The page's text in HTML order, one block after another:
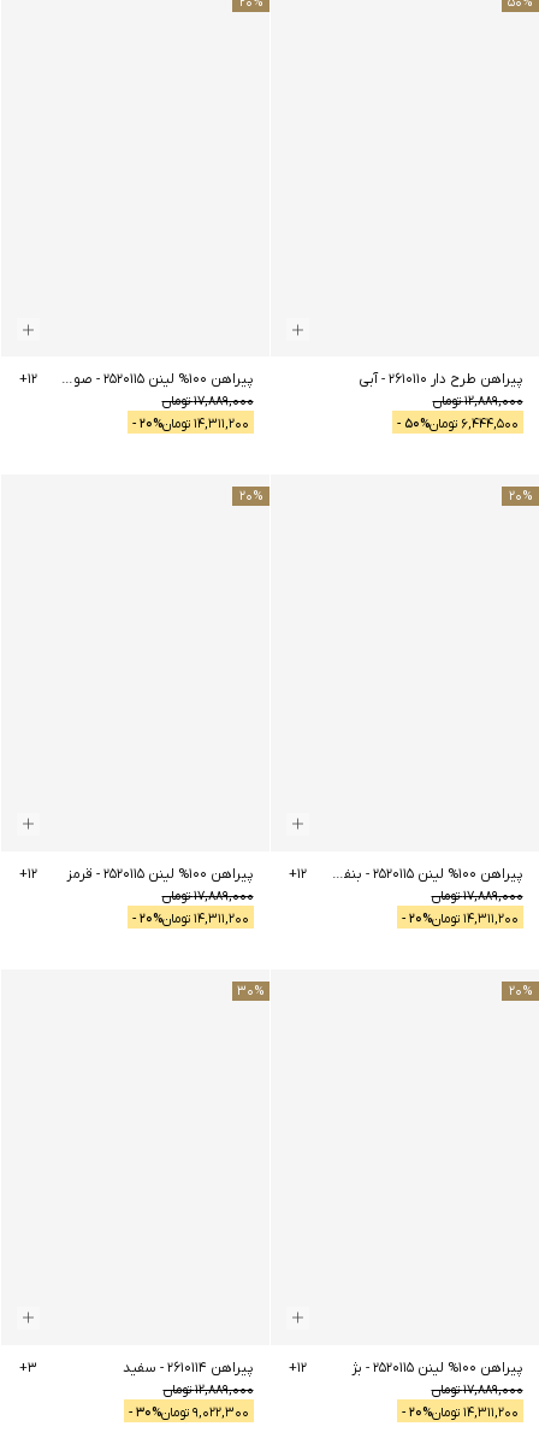
پیراهن طرح دار 2610110 -آبی
12,889,000تومان
6,444,500 تومان 50% -
پیراهن 100% لینن 2520115 - صورتی چرک
17,889,000تومان
14,311,200 تومان 20% -
+12
20%
پیراهن 100% لینن 2520115 - بنفش
17,889,000تومان
14,311,200 تومان 20% -
+12
20%
پیراهن 100% لینن 2520115 - قرمز
17,889,000تومان
14,311,200 تومان 20% -
+12
20%
پیراهن 100% لینن 2520115 - بژ
17,889,000تومان
14,311,200 تومان 20% -
+12
30%
پیراهن 2610114 - سفید
12,889,000تومان
9,022,300 تومان 30% -
+3